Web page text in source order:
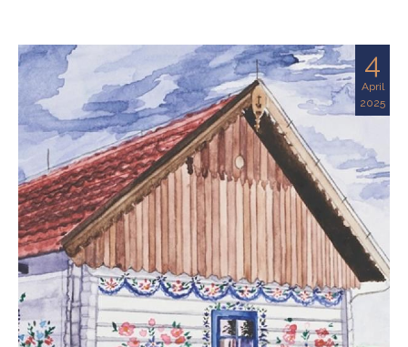
4
April
2025